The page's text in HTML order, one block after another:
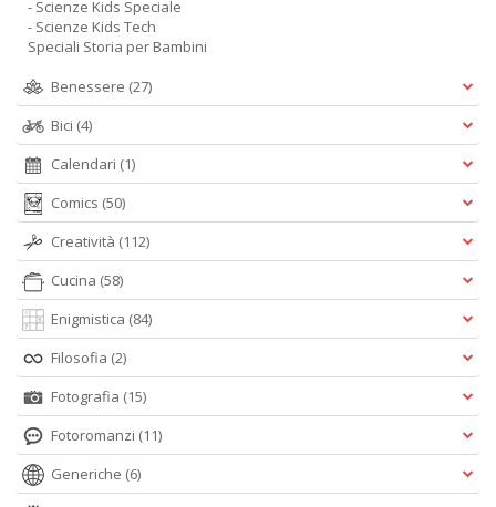
- Scienze Kids Speciale
- Scienze Kids Tech
Speciali Storia per Bambini
Benessere (27)
Bici (4)
Calendari (1)
Comics (50)
Creatività (112)
Cucina (58)
Enigmistica (84)
Filosofia (2)
Fotografia (15)
Fotoromanzi (11)
Generiche (6)